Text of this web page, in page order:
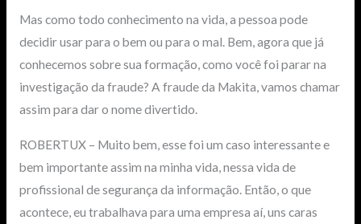
Mas como todo conhecimento na vida, a pessoa pode
decidir usar para o bem ou para o mal. Bem, agora que já
conhecemos sobre sua formação, como você foi parar na
investigação da fraude? A fraude da Makita, vamos chamar
assim para dar o nome divertido.
ROBERTUX – Muito bem, esse foi um caso interessante e
bem importante assim na minha vida, nessa vida de
profissional de segurança da informação. Então, o que
acontece, eu trabalhava para uma empresa aí, uns caras